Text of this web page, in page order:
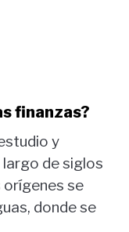
finanzas?
y
de siglos
orígenes se
donde se